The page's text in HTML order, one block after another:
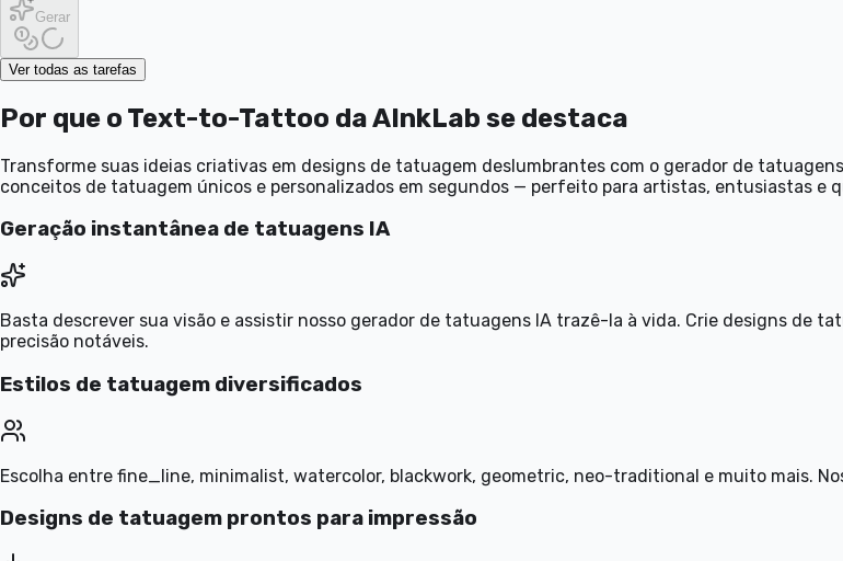
Gerar
Ver todas as tarefas
Por que o Text-to-Tattoo da AInkLab se destaca
Transforme suas ideias criativas em designs de tatuagem deslumbrantes com o gerador de
conceitos de tatuagem únicos e personalizados em segundos — perfeito para artistas, entusiastas e
Geração instantânea de tatuagens IA
Basta descrever sua visão e assistir nosso gerador de tatuagens IA trazê-la à vida. Crie designs de
precisão notáveis.
Estilos de tatuagem diversificados
Escolha entre fine_line, minimalist, watercolor, blackwork, geometric, neo-traditional e muito mais.
Designs de tatuagem prontos para impressão